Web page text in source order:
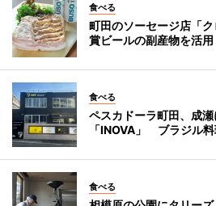
食べる
町田のソーセージ店「
賞ビールの副産物を活用
食べる
ペスカドーラ町田、成
「INOVA」 ブラジル
食べる